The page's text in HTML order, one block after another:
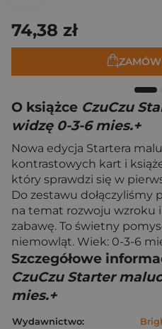
74,38 zł
O książce CzuCzu
widzę 0-3-6 mies.+
Nowa edycja Startera
kontrastowych kart i
który sprawdzi się w
Do zestawu dołączyliśmy
na temat rozwoju wzroku
zabawę. To świetny
niemowląt. Wiek: 0-3-6
Szczegółowe
CzuCzu Starter
mies.+
Wydawnictwo: